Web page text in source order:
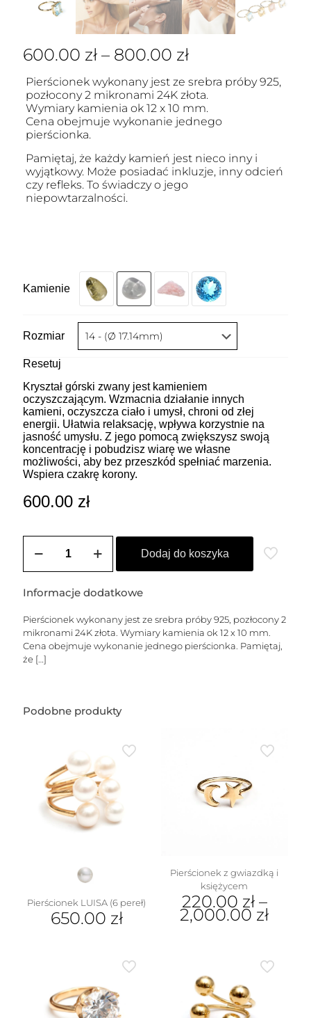
600.00 zł – 800.00 zł
Pierścionek wykonany jest ze srebra próby 925,
pozłocony 2 mikronami 24K złota.
Wymiary kamienia ok 12 x 10 mm.
Cena obejmuje wykonanie jednego
pierścionka.
Pamiętaj, że każdy kamień jest nieco inny i
wyjątkowy. Może posiadać inkluzje, inny odcień
czy refleks. To świadczy o jego
niepowtarzalności.
Kamienie
Rozmiar
Resetuj
Kryształ górski zwany jest kamieniem
oczyszczającym. Wzmacnia działanie innych
kamieni, oczyszcza ciało i umysł, chroni od złej
energii. Ułatwia relaksację, wpływa korzystnie na
jasność umysłu. Z jego pomocą zwiększysz swoją
koncentrację i pobudzisz wiarę we własne
możliwości, aby bez przeszkód spełniać marzenia.
Wspiera czakrę korony.
600.00 zł
Pierścionek
(kamień
mm)
Dodaj do koszyka
Informacje dodatkowe
Pierścionek wykonany jest ze srebra próby 925, pozłocony 2
mikronami 24K złota. Wymiary kamienia ok 12 x 10 mm.
Cena obejmuje wykonanie jednego pierścionka. Pamiętaj,
że […]
Podobne produkty
Pierścionek LUISA (6 pereł)
650.00 zł
wariantów.
Opcje
można
Pierścionek z gwiazdką i
księżycem
220.00 zł–
2,000.00 zł
wariantów.
Opcje
można